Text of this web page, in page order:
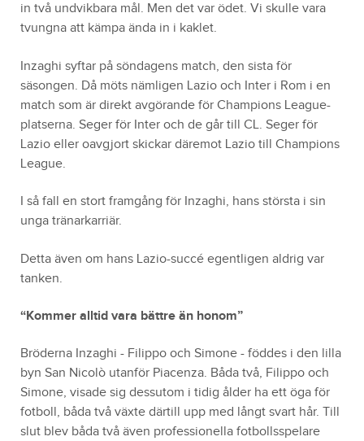
in två undvikbara mål. Men det var ödet. Vi skulle vara
tvungna att kämpa ända in i kaklet.
Inzaghi syftar på söndagens match, den sista för
säsongen. Då möts nämligen Lazio och Inter i Rom i en
match som är direkt avgörande för Champions League-
platserna. Seger för Inter och de går till CL. Seger för
Lazio eller oavgjort skickar däremot Lazio till Champions
League.
I så fall en stort framgång för Inzaghi, hans största i sin
unga tränarkarriär.
Detta även om hans Lazio-succé egentligen aldrig var
tanken.
“Kommer alltid vara bättre än honom”
Bröderna Inzaghi - Filippo och Simone - föddes i den lilla
byn San Nicolò utanför Piacenza. Båda två, Filippo och
Simone, visade sig dessutom i tidig ålder ha ett öga för
fotboll, båda två växte därtill upp med långt svart hår. Till
slut blev båda två även professionella fotbollsspelare